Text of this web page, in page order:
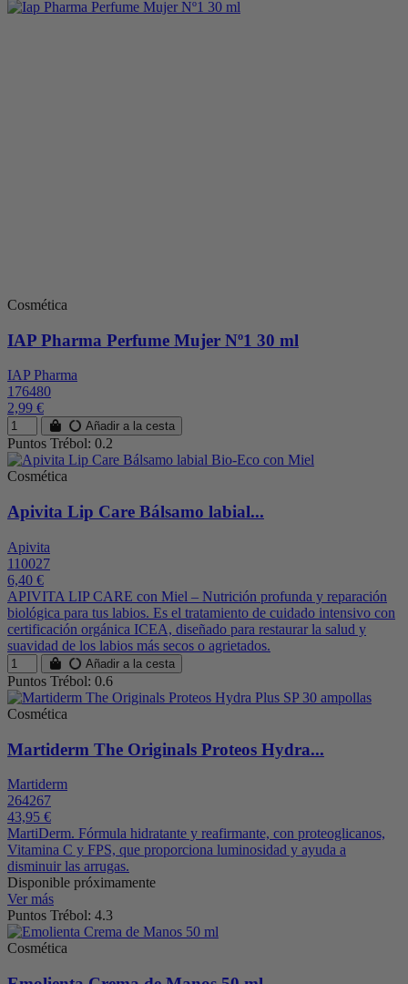
Cosmética
IAP Pharma Perfume Mujer Nº1 30 ml
IAP Pharma
176480
2,99 €
Añadir a la cesta
Puntos Trébol: 0.2
Cosmética
Apivita Lip Care Bálsamo labial...
Apivita
110027
6,40 €
APIVITA LIP CARE con Miel – Nutrición profunda y reparación
biológica para tus labios. Es el tratamiento de cuidado intensivo con
certificación orgánica ICEA, diseñado para restaurar la salud y
suavidad de los labios más secos o agrietados.
Añadir a la cesta
Puntos Trébol: 0.6
Cosmética
Martiderm The Originals Proteos Hydra...
Martiderm
264267
43,95 €
MartiDerm. Fórmula hidratante y reafirmante, con proteoglicanos,
Vitamina C y FPS, que proporciona luminosidad y ayuda a
disminuir las arrugas.
Disponible próximamente
Ver más
Puntos Trébol: 4.3
Cosmética